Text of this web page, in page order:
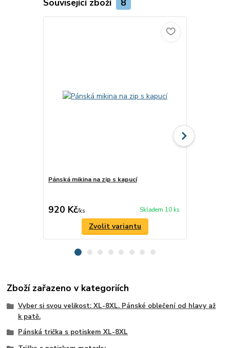
Související zboží 8
Pánská mikina na zip s kapucí
920 Kč/ks Skladem 10 ks
Zvolit variantu
Zboží zařazeno v kategoriích
Vyber si svou velikost: XL-8XL. Pánské oblečení od hlavy až
k patě.
Pánská trička s potiskem XL-8XL